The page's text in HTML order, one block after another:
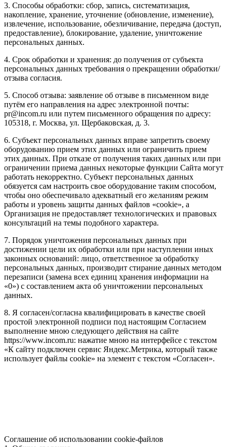
3. Способы обработки: сбор, запись, систематизация,
накопление, хранение, уточнение (обновление, изменение),
извлечение, использование, обезличивание, передача (доступ,
предоставление), блокирование, удаление, уничтожение
персональных данных.
4. Срок обработки и хранения: до получения от субъекта
персональных данных требования о прекращении обработки/
отзыва согласия.
5. Способ отзыва: заявление об отзыве в письменном виде
путём его направления на адрес электронной почты:
pr@incom.ru или путем письменного обращения по адресу:
105318, г. Москва, ул. Щербаковская, д. 3.
6. Субъект персональных данных вправе запретить своему
оборудованию прием этих данных или ограничить прием
этих данных. При отказе от получения таких данных или при
ограничении приема данных некоторые функции Сайта могут
работать некорректно. Субъект персональных данных
обязуется сам настроить свое оборудование таким способом,
чтобы оно обеспечивало адекватный его желаниям режим
работы и уровень защиты данных файлов «cookie», а
Организация не предоставляет технологических и правовых
консультаций на темы подобного характера.
7. Порядок уничтожения персональных данных при
достижении цели их обработки или при наступлении иных
законных оснований: лицо, ответственное за обработку
персональных данных, производит стирание данных методом
перезаписи (замена всех единиц хранения информации на
«0») с составлением акта об уничтожении персональных
данных.
8. Я согласен/согласна квалифицировать в качестве своей
простой электронной подписи под настоящим Согласием
выполнение мною следующего действия на сайте
https://www.incom.ru: нажатие мною на интерфейсе с текстом
«К сайту подключен сервис Яндекс.Метрика, который также
использует файлы cookie» на элемент с текстом «Согласен».
Соглашение об использовании cookie-файлов